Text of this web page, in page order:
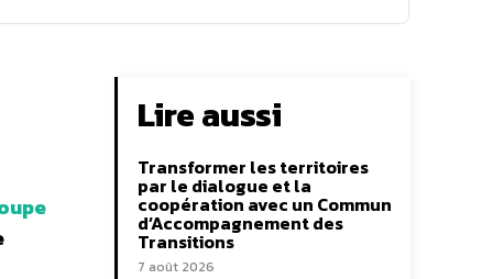
Lire aussi
Transformer les territoires
par le dialogue et la
coopération avec un Commun
d’Accompagnement des
Transitions
7 août 2026